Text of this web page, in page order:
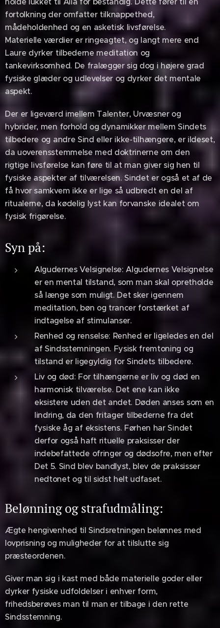
fortolkning der omfatter tilknappethed,
mådeholdenhed og en asketisk livsførelse.
Materielle værdier er ringeagtet, og langt mere end
Laure dyrker tilbederne meditation og
tankevirksomhed. De fralægger sig dog i højere grad
fysiske glæder og udlevelser og dyrker det mentale
aspekt.
Der er ligeværd imellem Talenter, Urvæsner og
hybrider, men forhold og dynamikker mellem Sindets
tilbedere og andre Sind eller ikke-tilhængere, er ildeset,
da uoverensstemmelse med doktrinerne om den
rigtige livsførelse kan føre til at man giver sig hen til
fysiske aspekter af tilværelsen. Sindet er også et af de
få hvor samkvem ikke er lige så udbredt en del af
ritualerne, da kødelig lyst kan forvanske idealet om
fysisk frigørelse.
Syn på:
Algudernes Velsignelse: Algudernes Velsignelse
er en mental tilstand, som man skal opretholde
så længe som muligt. Det sker igennem
meditation, bøn og trancer forstærket af
indtagelse af stimulanser.
Renhed og renselse: Renhed er ligeledes en del
af Sindsstemningen. Fysisk fremtoning og
tilstand er ligegyldig for Sindets tilbedere.
Liv og død: For tilhængerne er liv og død en
harmonisk tilværelse. Det ene kan ikke
eksistere uden det andet. Døden anses som en
lindring, da den fritager tilbederne fra det
fysiske åg af eksistens. Førhen har Sindet
derfor også haft rituelle praksisser der
indebefattede ofringer og dødsofre, men efter
Det 5. Sind blev bandlyst, blev de praksisser
nedtonet og til sidst helt udfaset.
Belønning og strafudmåling:
Ægte hengivenhed til Sindsretningen belønnes med
lovprisning og muligheder for at tilslutte sig
præsteordenen.
Giver man sig i kast med både materielle goder eller
dyrker fysiske udfoldelser i enhver form,
frihedsberøves man til man er tilbage i den rette
Sindsstemning.